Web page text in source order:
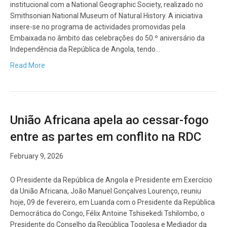
institucional com a National Geographic Society, realizado no
Smithsonian National Museum of Natural History. A iniciativa
insere-se no programa de actividades promovidas pela
Embaixada no âmbito das celebrações do 50.º aniversário da
Independência da República de Angola, tendo…
Read More
União Africana apela ao cessar-fogo
entre as partes em conflito na RDC
February 9, 2026
O Presidente da República de Angola e Presidente em Exercício
da União Africana, João Manuel Gonçalves Lourenço, reuniu
hoje, 09 de fevereiro, em Luanda com o Presidente da República
Democrática do Congo, Félix Antoine Tshisekedi Tshilombo, o
Presidente do Conselho da República Togolesa e Mediador da